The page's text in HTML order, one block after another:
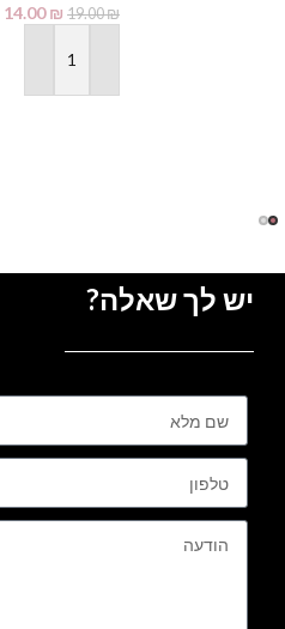
19.00₪
14.00₪
הוספה לסל
יש לך שאלה?